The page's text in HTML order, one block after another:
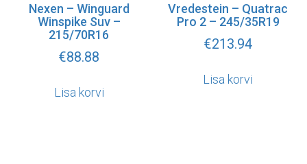
Nexen – Winguard
Winspike Suv –
215/70R16
€88.88
Lisa korvi
Vredestein – Quatrac
Pro 2 – 245/35R19
€213.94
Lisa korvi